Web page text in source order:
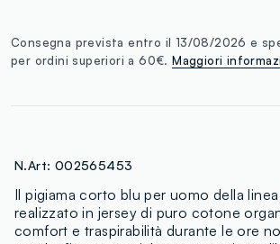
Consegna prevista entro il 13/08/2026 e
per ordini superiori a 60€.Maggiori
N.Art: 002565453
Il pigiama corto blu per uomo della
realizzato in jersey di puro cotone
comfort e traspirabilità durante le ore